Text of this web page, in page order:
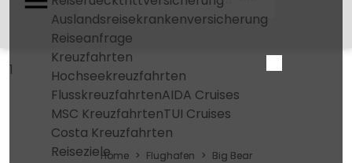
Auslandsreisekrankenversicherung
Reiseanfrage
Kreuzfahrten
Hochseekreuzfahrten
FlusskreuzfahrtenAIDA Cruises
MSC KreuzfahrtenTUI Cruises
Costa Kreuzfahrten
Reiseziele
1
Home Flughafen Big Bear